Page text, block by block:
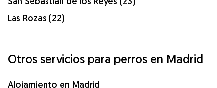
Las Rozas (22)
Otros servicios para perros en Madrid
Alojamiento en Madrid